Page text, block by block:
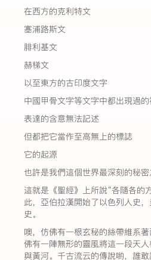
在西方的克利特文
塞浦路斯文
腓利基文
赫梯文
以至東方的古印度文字
中國甲骨文字等文字中都出現過
表達的含意無法記述
但都把它當作至高無上的標誌
它的起源
也許是我們這個世界最深刻的秘密
這就是《聖經》上所說“各隨各的
此，亞伯拉漢開始了以色列人史
史。
噢，仿佛有一根玄秘的絲帶維系
佛有一陣無形的靈風將這一段天
與黃河。千古流云的傳說喲，誰